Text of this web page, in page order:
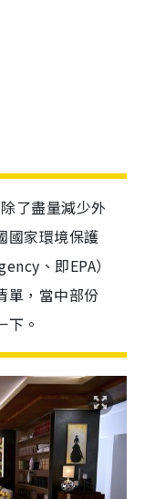
了盡量減少外
國家環境保護
、即EPA）
單，當中部份
下。